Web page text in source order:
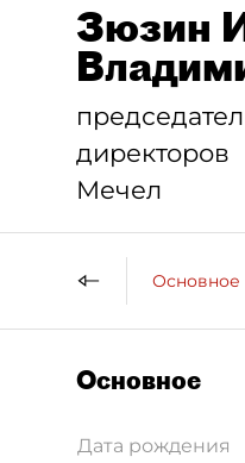
Зюзин
директоров
Мечел
Основное
Основное
Дата рождения